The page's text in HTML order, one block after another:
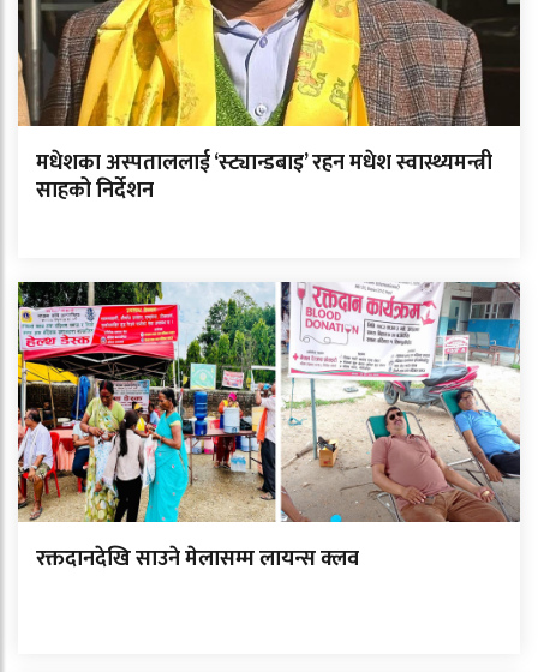
मधेशका अस्पताललाई ‘स्ट्यान्डबाइ’ रहन मधेश स्वास्थ्यमन्त्री
साहको निर्देशन
रक्तदानदेखि साउने मेलासम्म लायन्स क्लव